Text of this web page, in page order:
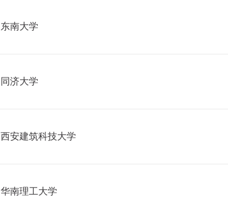
东南大学
同济大学
西安建筑科技大学
华南理工大学